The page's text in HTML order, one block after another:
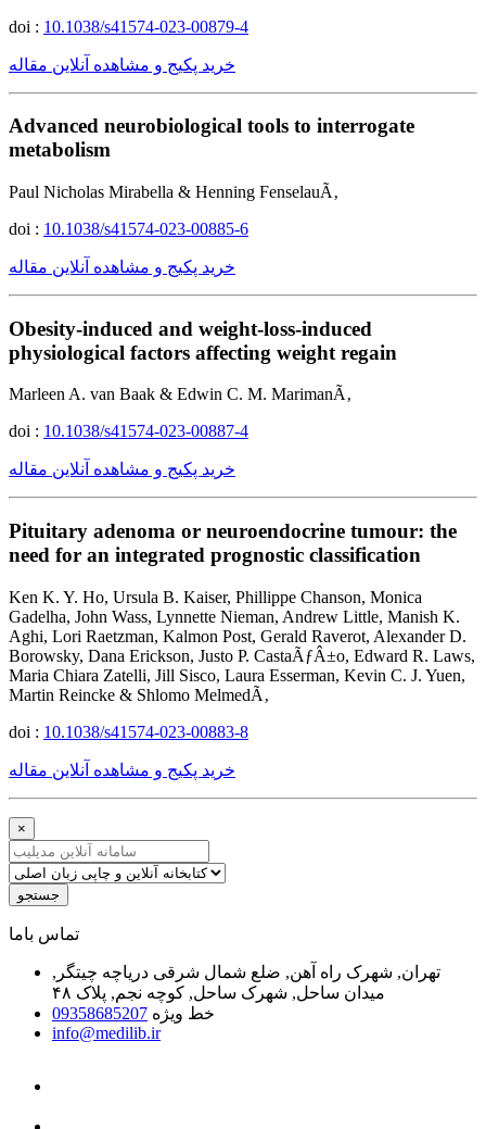
doi : 10.1038/s41574-023-00879-4
خرید پکیج و مشاهده آنلاین مقاله
Advanced neurobiological tools to interrogate
metabolism
Paul Nicholas Mirabella & Henning FenselauÃ‚
doi : 10.1038/s41574-023-00885-6
خرید پکیج و مشاهده آنلاین مقاله
Obesity-induced and weight-loss-induced
physiological factors affecting weight regain
Marleen A. van Baak & Edwin C. M. MarimanÃ‚
doi : 10.1038/s41574-023-00887-4
خرید پکیج و مشاهده آنلاین مقاله
Pituitary adenoma or neuroendocrine tumour: the
need for an integrated prognostic classification
Ken K. Y. Ho, Ursula B. Kaiser, Phillippe Chanson, Monica
Gadelha, John Wass, Lynnette Nieman, Andrew Little, Manish K.
Aghi, Lori Raetzman, Kalmon Post, Gerald Raverot, Alexander D.
Borowsky, Dana Erickson, Justo P. CastaÃƒÂ±o, Edward R. Laws,
Maria Chiara Zatelli, Jill Sisco, Laura Esserman, Kevin C. J. Yuen,
Martin Reincke & Shlomo MelmedÃ‚
doi : 10.1038/s41574-023-00883-8
خرید پکیج و مشاهده آنلاین مقاله
×
جستجو
ﺗﻤﺎﺱ ﺑﺎﻣﺎ
تهران, شهرک راه آهن, ضلع شمال شرقی دریاچه چیتگر,
میدان ساحل, شهرک ساحل, کوچه نجم, پلاک ۴۸
خط ویژه 09358685207
info@medilib.ir